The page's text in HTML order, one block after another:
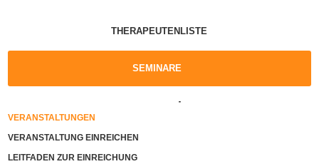
THERAPEUTENLISTE
SEMINARE
VERANSTALTUNGEN
VERANSTALTUNG EINREICHEN
LEITFADEN ZUR EINREICHUNG
KONTAKT